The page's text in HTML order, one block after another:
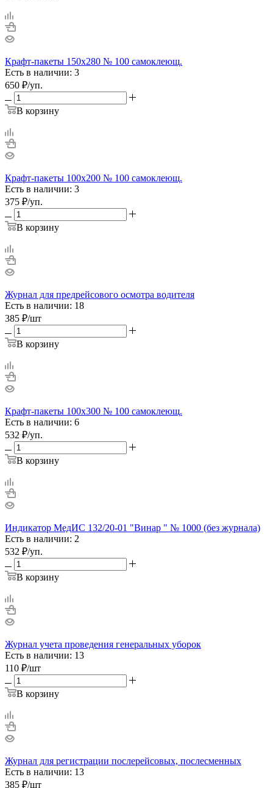
Крафт-пакеты 150х280 № 100 самоклеющ.
Есть в наличии: 3
650 ₽/уп.
В корзину
Крафт-пакеты 100х200 № 100 самоклеющ.
Есть в наличии: 3
375 ₽/уп.
В корзину
Журнал для предрейсового осмотра водителя
Есть в наличии: 18
385 ₽/шт
В корзину
Крафт-пакеты 100х300 № 100 самоклеющ.
Есть в наличии: 6
532 ₽/уп.
В корзину
Индикатор МедИС 132/20-01 "Винар " № 1000 (без журнала)
Есть в наличии: 2
532 ₽/уп.
В корзину
Журнал учета проведения генеральных уборок
Есть в наличии: 13
110 ₽/шт
В корзину
Журнал для регистрации послерейсовых, послесменных
Есть в наличии: 13
385 ₽/шт